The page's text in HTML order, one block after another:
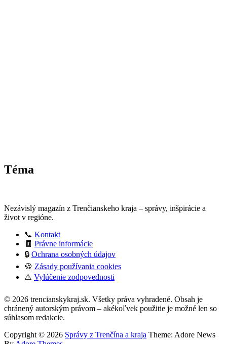
Téma
Nezávislý magazín z Trenčianskeho kraja – správy, inšpirácie a
život v regióne.
📞 Kontakt
🧾 Právne informácie
🔒 Ochrana osobných údajov
🍪 Zásady používania cookies
⚠️ Vylúčenie zodpovednosti
:
Súd
rozhodol
prečine
© 2026 trencianskykraj.sk. Všetky práva vyhradené. Obsah je
chránený autorským právom – akékoľvek použitie je možné len so
súhlasom redakcie.
Copyright © 2026 Správy z Trenčína a kraja Theme: Adore News